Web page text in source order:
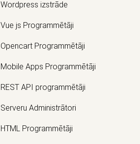
Wordpress izstrāde
Vue js Programmētāji
Opencart Programmētāji
Mobile Apps Programmētāji
REST API programmētāji
Serveru Administrātori
HTML Programmētāji